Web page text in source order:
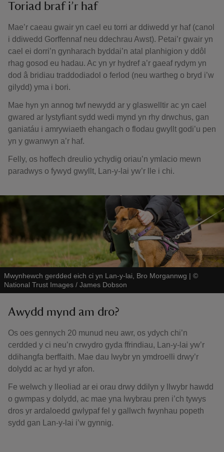
Toriad braf i’r haf
Mae’r caeau gwair yn cael eu torri ar ddiwedd yr haf (canol
i ddiwedd Gorffennaf neu ddechrau Awst). Petai’r gwair yn
cael ei dorri’n gynharach byddai’n atal planhigion y ddôl
rhag gosod eu hadau. Ac yn yr hydref a’r gaeaf rydym yn
dod â bridiau traddodiadol o ferlod (neu wartheg o bryd i’w
gilydd) yma i bori.
Mae hyn yn annog twf newydd ar y glaswelltir ac yn cael
gwared ar lystyfiant sydd wedi mynd yn rhy drwchus, gan
ganiatáu i amrywiaeth ehangach o flodau gwyllt godi’u pen
yn y gwanwyn a’r haf.
Felly, os hoffech dreulio ychydig oriau’n ymlacio mewn
paradwys o fywyd gwyllt, Lan-y-lai yw’r lle i chi.
Mwynhewch gerdded eich ci yn Lan-y-lai, Bro Morgannwg | ©
National Trust Images / James Dobson
Awydd mynd am dro?
Os oes gennych 20 munud neu awr, os ydych chi’n
cerdded y ci neu’n crwydro gyda ffrindiau, Lan-y-lai yw’r
ddihangfa berffaith. Mae dau lwybr yn ymdroelli drwy’r
dolydd ac ar hyd yr afon.
Fe welwch y lleoliad ar ei orau drwy ddilyn y llwybr hawdd
o gwmpas y dolydd, ac mae yna lwybrau pren i’ch tywys
dros yr ardaloedd gwlypaf fel y gallwch fwynhau popeth
sydd gan Lan-y-lai i’w gynnig.